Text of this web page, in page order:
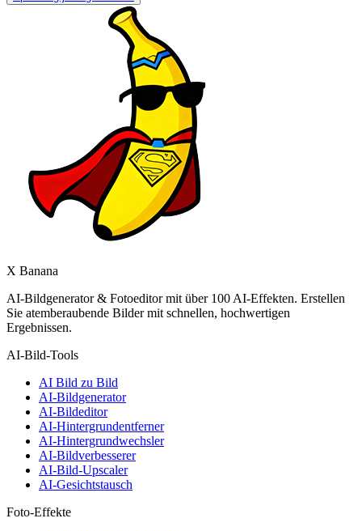
X Banana
AI-Bildgenerator & Fotoeditor mit über 100 AI-Effekten. Erstellen
Sie atemberaubende Bilder mit schnellen, hochwertigen
Ergebnissen.
AI-Bild-Tools
AI Bild zu Bild
AI-Bildgenerator
AI-Bildeditor
AI-Hintergrundentferner
AI-Hintergrundwechsler
AI-Bildverbesserer
AI-Bild-Upscaler
AI-Gesichtstausch
Foto-Effekte